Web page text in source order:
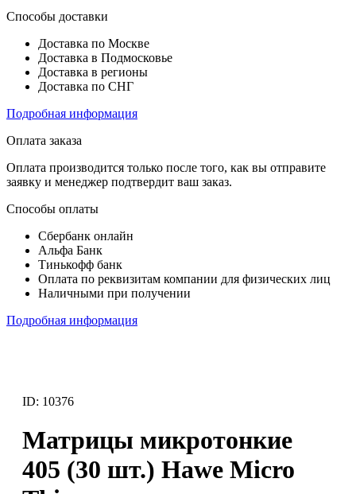
Способы доставки
Доставка по Москве
Доставка в Подмосковье
Доставка в регионы
Доставка по СНГ
Подробная информация
Оплата заказа
Оплата производится только после того, как вы отправите
заявку и менеджер подтвердит ваш заказ.
Способы оплаты
Сбербанк онлайн
Альфа Банк
Тинькофф банк
Оплата по реквизитам компании для физических лиц
Наличными при получении
Подробная информация
ID: 10376
Матрицы микротонкие
405 (30 шт.) Hawe Micro